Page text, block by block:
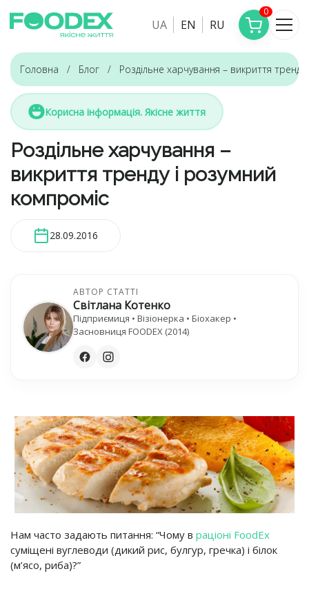
UA EN RU
0
Головна Блог Роздільне харчування – викриття
Корисна інформація. Якісне життя
Роздільне харчування –
викриття тренду і розумний
компроміс
28.09.2016
АВТОР СТАТТІ
Світлана Котенко
Підприємиця • Візіонерка • Біохакер •
Засновниця FOODEX (2014)
Нам часто задають питання: “Чому в раціоні FoodEx
суміщені вуглеводи (дикий рис, булгур, гречка) і білок
(м’ясо, риба)?”